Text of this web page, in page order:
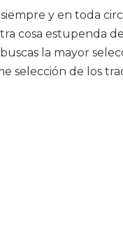
y en toda
cosa estupenda
la mayor
selección de los